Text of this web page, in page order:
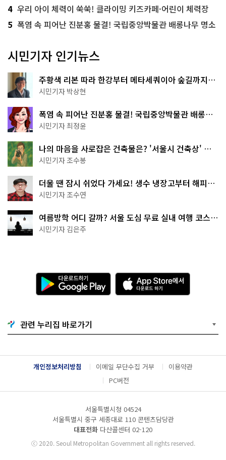
4 우리 아이 체력이 쑥쑥! 클라이밍 키즈카페·어린이 체력장
5 폭염 속 피어난 진분홍 물결! 국립중앙박물관 배롱나무 명소
시민기자 인기뉴스
주황색 리본 따라 한강부터 메타세쿼이아 숲길까지…
서울둘레길 15코스
시민기자 박상현
폭염 속 피어난 진분홍 물결! 국립중앙박물관 배롱나
무 명소
시민기자 최정윤
나의 마음을 사로잡은 건축물은? '서울시 건축상' 수
상작 공개!
시민기자 조수봉
더울 땐 잠시 쉬었다 가세요! 생수 냉장고부터 해피소
·무더위쉼터까지
시민기자 조수연
여름방학 어디 갈까? 서울 도심 무료 실내 여행 코스
추천
시민기자 김은주
다
운
로
기
G
o
g
l
e
l
A
p
p
e
서
다
운
드
관련 누리집 바로가기
개인정보처리방침 이메일 무단수집 거부
이용약관
PC버전
서울특별시청 04524
서울특별시 중구 세종대로 110 콘텐츠담당관
대표전화 다산콜센터 02-120
ⓒ2020. Seoul Metropolitan Government all rights reserved.